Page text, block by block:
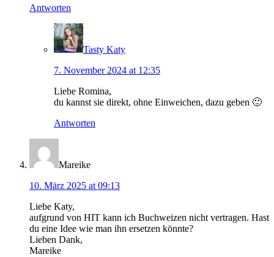
Antworten
Tasty Katy
7. November 2024 at 12:35
Liebe Romina,
du kannst sie direkt, ohne Einweichen, dazu geben 🙂
Antworten
Mareike
10. März 2025 at 09:13
Liebe Katy,
aufgrund von HIT kann ich Buchweizen nicht vertragen. Hast
du eine Idee wie man ihn ersetzen könnte?
Lieben Dank,
Mareike